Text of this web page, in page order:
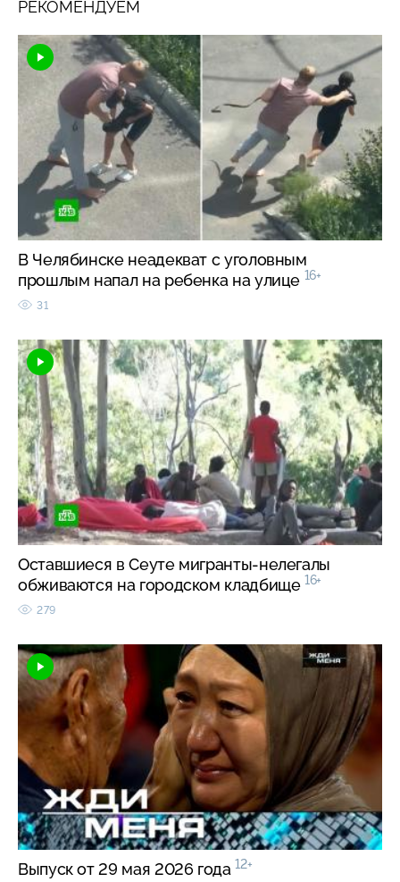
РЕКОМЕНДУЕМ
В Челябинске неадекват с уголовным
прошлым напал на ребенка на улице 16+
31
Оставшиеся в Сеуте мигранты-нелегалы
обживаются на городском кладбище 16+
279
Выпуск от 29 мая 2026 года 12+